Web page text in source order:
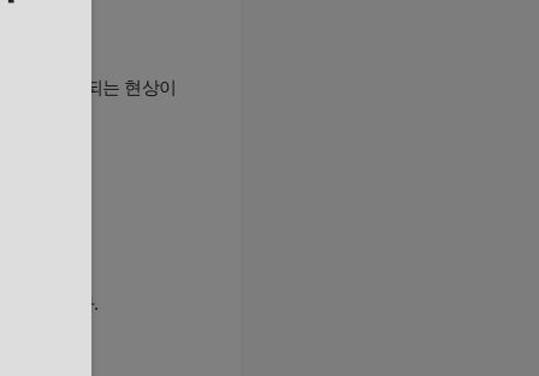
으로 접속되는 현상이
예정입니다.